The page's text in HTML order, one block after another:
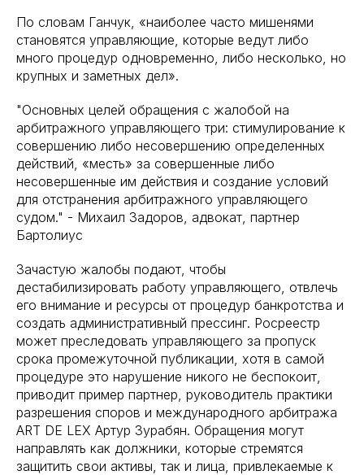
По словам Ганчук, «наиболее часто мишенями
становятся управляющие, которые ведут либо
много процедур одновременно, либо несколько, но
крупных и заметных дел».
"Основных целей обращения с жалобой на
арбитражного управляющего три: стимулирование к
совершению либо несовершению определенных
действий, «месть» за совершенные либо
несовершенные им действия и создание условий
для отстранения арбитражного управляющего
судом." - Михаил Задоров, адвокат, партнер
Бартолиус
Зачастую жалобы подают, чтобы
дестабилизировать работу управляющего, отвлечь
его внимание и ресурсы от процедур банкротства и
создать административный прессинг. Росреестр
может преследовать управляющего за пропуск
срока промежуточной публикации, хотя в самой
процедуре это нарушение никого не беспокоит,
приводит пример партнер, руководитель практики
разрешения споров и международного арбитража
ART DE LEX Артур Зурабян. Обращения могут
направлять как должники, которые стремятся
защитить свои активы, так и лица, привлекаемые к